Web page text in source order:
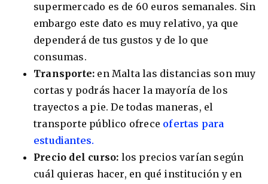
supermercado es de 60 euros semanales. Sin
embargo este dato es muy relativo, ya que
dependerá de tus gustos y de lo que
consumas.
Transporte: en Malta las distancias son muy
cortas y podrás hacer la mayoría de los
trayectos a pie. De todas maneras, el
transporte público ofrece ofertas para
estudiantes.
Precio del curso: los precios varían según
cuál quieras hacer, en qué institución y en